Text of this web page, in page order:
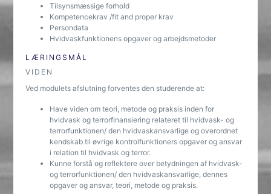
Tilsynsmæssige forhold
Kompetencekrav /fit and proper krav
Persondata
Hvidvaskfunktionens opgaver og arbejdsmetoder
LÆRINGSMÅL
VIDEN
Ved modulets afslutning forventes den studerende at:
Have viden om teori, metode og praksis inden for
hvidvask og terrorfinansiering relateret til hvidvask- og
terrorfunktionen/ den hvidvaskansvarlige og overordnet
kendskab til øvrige kontrolfunktioners opgaver og ansvar
i relation til hvidvask og terror.
Kunne forstå og reflektere over betydningen af hvidvask-
og terrorfunktionen/ den hvidvaskansvarlige, dennes
opgaver og ansvar, teori, metode og praksis.